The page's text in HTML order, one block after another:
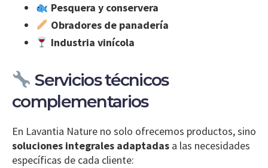
Pesquera y conservera
Obradores de panadería
Industria vinícola
Servicios técnicos
complementarios
En Lavantia Nature no solo ofrecemos productos, sino
soluciones integrales adaptadas a las necesidades
específicas de cada cliente: